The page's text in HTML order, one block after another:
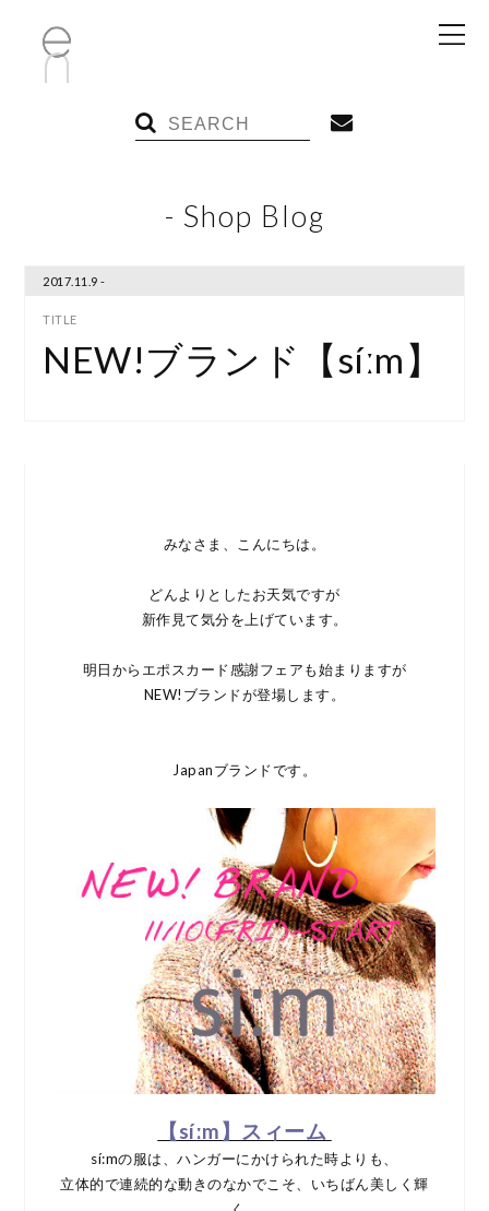
- Shop Blog
2017.11.9 -
NEW!ブランド【síːm】
みなさま、こんにちは。
どんよりとしたお天気ですが
新作見て気分を上げています。
明日からエポスカード感謝フェアも始まりますが
NEW!ブランドが登場します。
Japanブランドです。
【síːm】スィーム
sí:mの服は、ハンガーにかけられた時よりも、
立体的で連続的な動きのなかでこそ、いちばん美しく輝